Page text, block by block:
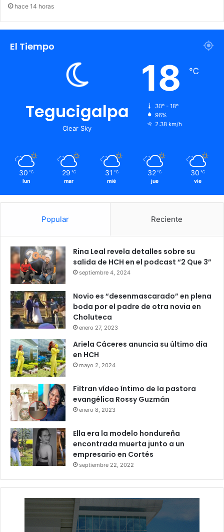
hace 14 horas
El Tiempo
Tegucigalpa
Clear Sky
18 ℃
30º - 18º
96%
2.38 km/h
30 ℃
lun
29 ℃
mar
31 ℃
mié
32 ℃
jue
30 ℃
vie
Popular Reciente
Rina Leal revela detalles sobre su
salida de HCH en el podcast “2 Que 3”
septiembre 4, 2024
Novio es “desenmascarado” en plena
boda por el padre de otra novia en
Choluteca
enero 27, 2023
Ariela Cáceres anuncia su último día
en HCH
mayo 2, 2024
Filtran vídeo íntimo de la pastora
evangélica Rossy Guzmán
enero 8, 2023
Ella era la modelo hondureña
encontrada muerta junto a un
empresario en Cortés
septiembre 22, 2022